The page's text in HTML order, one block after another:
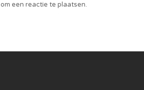
om een reactie te plaatsen.